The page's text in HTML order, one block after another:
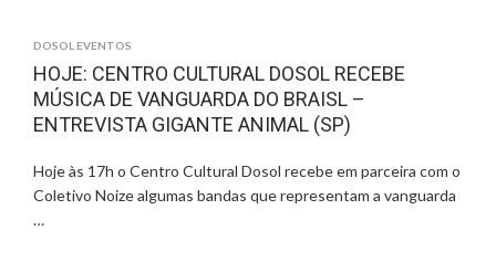
DOSOL EVENTOS
HOJE: CENTRO CULTURAL DOSOL RECEBE
MÚSICA DE VANGUARDA DO BRAISL –
ENTREVISTA GIGANTE ANIMAL (SP)
Hoje às 17h o Centro Cultural Dosol recebe em parceira com o
Coletivo Noize algumas bandas que representam a vanguarda
…